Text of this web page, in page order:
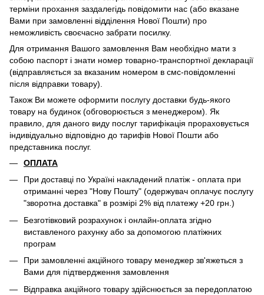
терміни прохання заздалегідь повідомити нас (або вказане
Вами при замовленні відділення Нової Пошти) про
неможливість своєчасно забрати посилку.
Для отримання Вашого замовлення Вам необхідно мати з
собою паспорт і знати номер товарно-транспортної декларації
(відправляється за вказаним номером в смс-повідомленні
після відправки товару).
Також Ви можете оформити послугу доставки будь-якого
товару на будинок (обговорюється з менеджером). Як
правило, для даного виду послуг тарифікація прораховується
індивідуально відповідно до тарифів Нової Пошти або
представника послуг.
ОПЛАТА
При доставці по Україні накладений платіж - оплата при
отриманні через "Нову Пошту" (одержувач оплачує послугу
"зворотна доставка" в розмірі 2% від платежу +20 грн.)
Безготівковий розрахунок і онлайн-оплата згідно
виставленого рахунку або за допомогою платіжних
програм
При замовленні акційного товару менеджер зв'яжеться з
Вами для підтвердження замовлення
Відправка акційного товару здійснюється за передоплатою